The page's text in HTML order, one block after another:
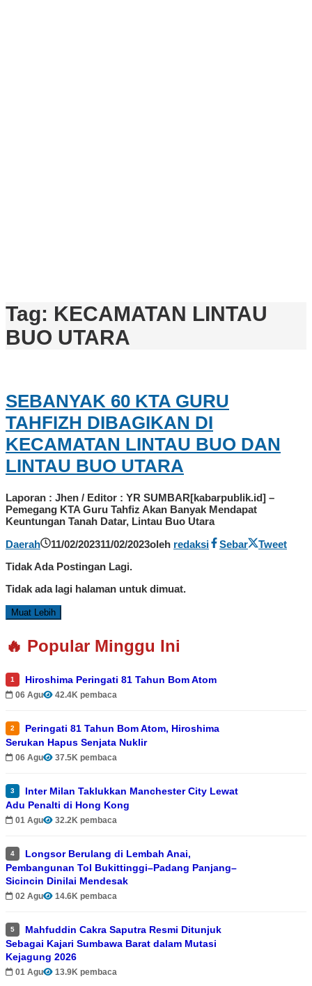
Tag: KECAMATAN LINTAU
BUO UTARA
SEBANYAK 60 KTA GURU
TAHFIZH DIBAGIKAN DI
KECAMATAN LINTAU BUO DAN
LINTAU BUO UTARA
Laporan : Jhen / Editor : YR SUMBAR[kabarpublik.id] –
Pemegang KTA Guru Tahfiz Akan Banyak Mendapat
Keuntungan Tanah Datar, Lintau Buo Utara
Daerah
11/02/202311/02/2023oleh redaksi Sebar
Tweet
Tidak Ada Postingan Lagi.
Tidak ada lagi halaman untuk dimuat.
Muat Lebih
🔥 Popular Minggu Ini
1 Hiroshima Peringati 81 Tahun Bom Atom
06 Agu 42.4K pembaca
2
Peringati 81 Tahun Bom Atom, Hiroshima
Serukan Hapus Senjata Nuklir
06 Agu 37.5K pembaca
3
Inter Milan Taklukkan Manchester City Lewat
Adu Penalti di Hong Kong
01 Agu 32.2K pembaca
4
Longsor Berulang di Lembah Anai,
Pembangunan Tol Bukittinggi–Padang Panjang–
Sicincin Dinilai Mendesak
02 Agu 14.6K pembaca
5
Mahfuddin Cakra Saputra Resmi Ditunjuk
Sebagai Kajari Sumbawa Barat dalam Mutasi
Kejagung 2026
01 Agu 13.9K pembaca